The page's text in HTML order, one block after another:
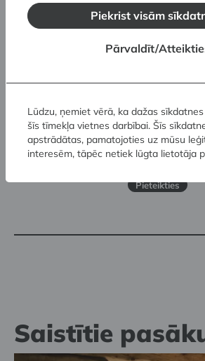
Norises vieta
Dekoratīvās mākslas un
Skārņu iela 10,
Ikmēneša jaunumi
jaunumi
Ikmēneša Mākslas muzeju
skolēniem un
Pieteikties
Saistītie
Piekrist visām
Pārvaldīt/
Lūdzu, ņemiet vērā, ka dažas
šīs tīmekļa vietnes darbībai. Šīs
apstrādātas, pamatojoties uz mūsu
interesēm, tāpēc netiek lūgta lietotāja